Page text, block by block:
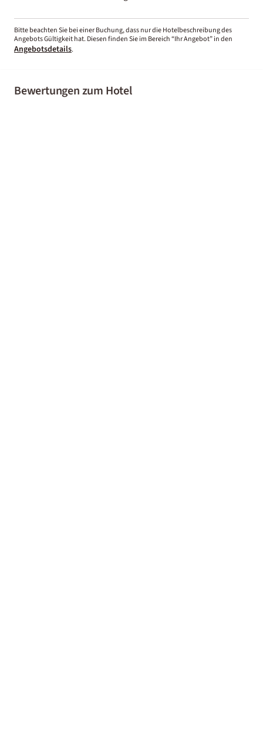
Bitte beachten Sie bei einer Buchung, dass nur die Hotelbeschreibung des
Angebots Gültigkeit hat. Diesen finden Sie im Bereich “Ihr Angebot” in den
Angebotsdetails.
Bewertungen zum Hotel